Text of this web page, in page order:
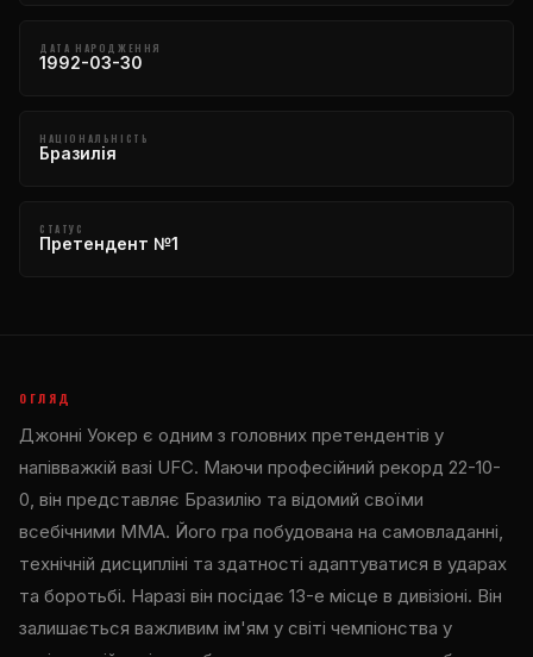
ДАТА НАРОДЖЕННЯ
1992-03-30
НАЦІОНАЛЬНІСТЬ
Бразилія
СТАТУС
Претендент №1
ОГЛЯД
Джонні Уокер є одним з головних претендентів у
напівважкій вазі UFC. Маючи професійний рекорд 22-10-
0, він представляє Бразилію та відомий своїми
всебічними MMA. Його гра побудована на самовладанні,
технічній дисципліні та здатності адаптуватися в ударах
та боротьбі. Наразі він посідає 13-е місце в дивізіоні. Він
залишається важливим ім'ям у світі чемпіонства у